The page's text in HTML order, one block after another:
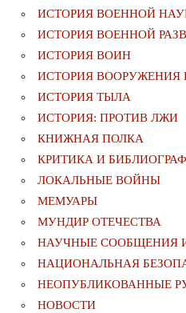
ИСТОРИЯ ВОЕННОЙ
ИСТОРИЯ ВОЕННОЙ
ИСТОРИЯ ВОИН
ИСТОРИЯ ВООРУЖЕНИЯ
ИСТОРИЯ ТЫЛА
ИСТОРИЯ: ПРОТИВ ЛЖИ
КНИЖНАЯ ПОЛКА
КРИТИКА И
ЛОКАЛЬНЫЕ ВОЙНЫ
МЕМУАРЫ
МУНДИР ОТЕЧЕСТВА
НАУЧНЫЕ СООБЩЕНИЯ
НАЦИОНАЛЬНАЯ
НЕОПУБЛИКОВАННЫЕ
НОВОСТИ